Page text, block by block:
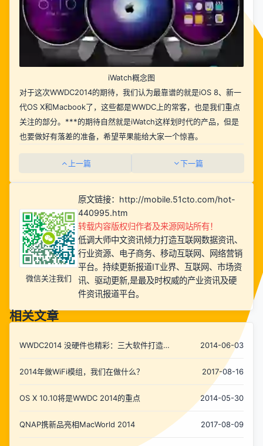
iWatch概念图
对于这次WWDC2014的期待，我们认为最靠谱的就是iOS 8、新一
代OS X和Macbook了，这些都是WWDC上的常客，也是我们重点
关注的部分。***的期待自然就是iWatch这样划时代的产品，但是
也要做好有落差的准备，希望苹果能给大家一个惊喜。
上一篇 下一篇
微信关注我们
原文链接： http://mobile.51cto.com/hot-
440995.htm
转载内容版权归作者及来源网站所有！
低调大师中文资讯倾力打造互联网数据资讯、
行业资源、电子商务、移动互联网、网络营销
平台。持续更新报道IT业界、互联网、市场资
讯、驱动更新,是最及时权威的产业资讯及硬
件资讯报道平台。
相关文章
WWDC2014 没硬件也精彩：三大软件打造苹
2014-06-03
2014年做WiFi模组，我们在做什么？ 2017-08-16
OS X 10.10将是WWDC 2014的重点 2014-05-30
QNAP携新品亮相MacWorld 2014 2017-08-09